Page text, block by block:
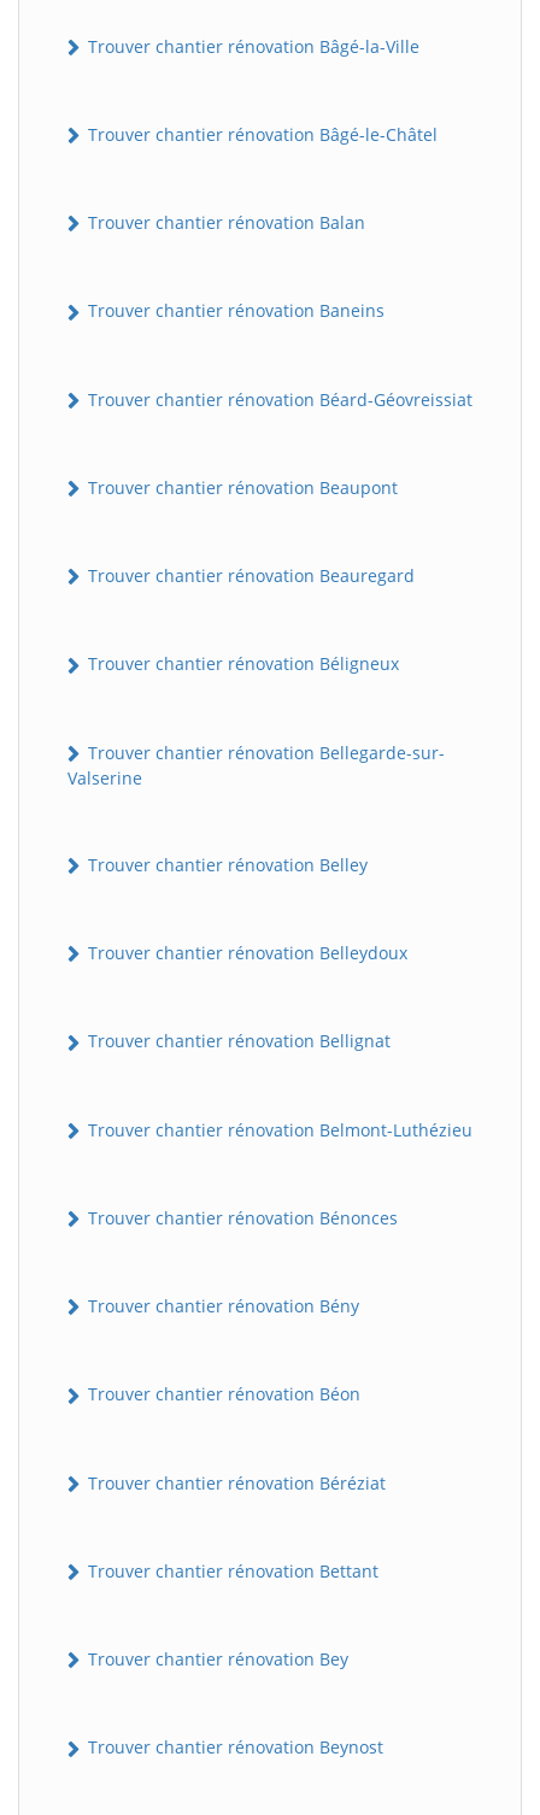
Trouver chantier rénovation Bâgé-la-Ville
Trouver chantier rénovation Bâgé-le-Châtel
Trouver chantier rénovation Balan
Trouver chantier rénovation Baneins
Trouver chantier rénovation Béard-Géovreissiat
Trouver chantier rénovation Beaupont
Trouver chantier rénovation Beauregard
Trouver chantier rénovation Béligneux
Trouver chantier rénovation Bellegarde-sur-
Valserine
Trouver chantier rénovation Belley
Trouver chantier rénovation Belleydoux
Trouver chantier rénovation Bellignat
Trouver chantier rénovation Belmont-Luthézieu
Trouver chantier rénovation Bénonces
Trouver chantier rénovation Bény
Trouver chantier rénovation Béon
Trouver chantier rénovation Béréziat
Trouver chantier rénovation Bettant
Trouver chantier rénovation Bey
Trouver chantier rénovation Beynost